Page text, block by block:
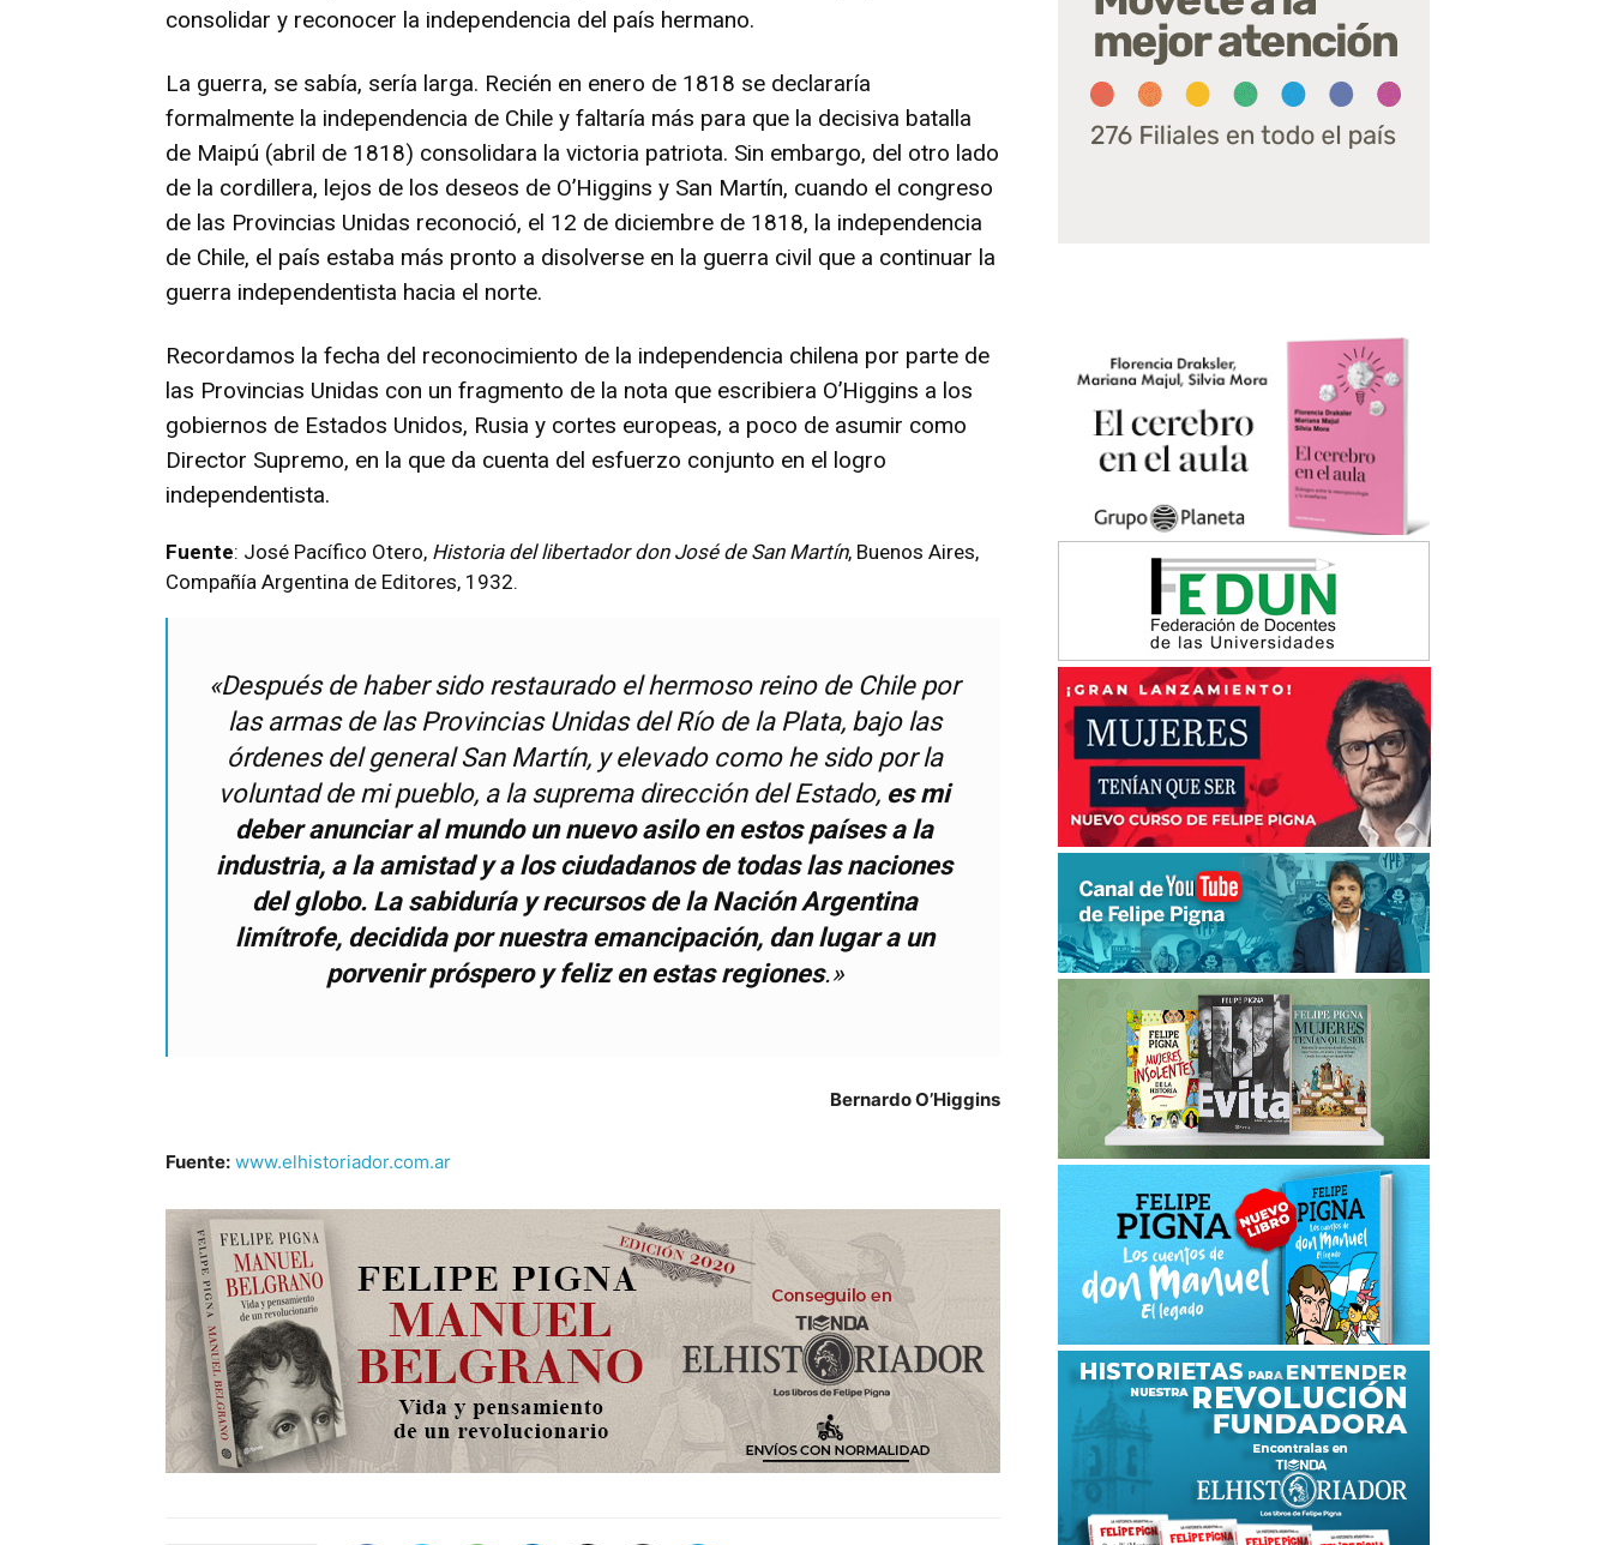
consolidar y reconocer la independencia del país hermano.
La guerra, se sabía, sería larga. Recién en enero de 1818 se declararía
formalmente la independencia de Chile y faltaría más para que la decisiva batalla
de Maipú (abril de 1818) consolidara la victoria patriota. Sin embargo, del otro lado
de la cordillera, lejos de los deseos de O’Higgins y San Martín, cuando el congreso
de las Provincias Unidas reconoció, el 12 de diciembre de 1818, la independencia
de Chile, el país estaba más pronto a disolverse en la guerra civil que a continuar la
guerra independentista hacia el norte.
Recordamos la fecha del reconocimiento de la independencia chilena por parte de
las Provincias Unidas con un fragmento de la nota que escribiera O’Higgins a los
gobiernos de Estados Unidos, Rusia y cortes europeas, a poco de asumir como
Director Supremo, en la que da cuenta del esfuerzo conjunto en el logro
independentista.
Fuente: José Pacífico Otero, Historia del libertador don José de San Martín, Buenos Aires,
Compañía Argentina de Editores, 1932.
«Después de haber sido restaurado el hermoso reino de Chile por
las armas de las Provincias Unidas del Río de la Plata, bajo las
órdenes del general San Martín, y elevado como he sido por la
voluntad de mi pueblo, a la suprema dirección del Estado, es mi
deber anunciar al mundo un nuevo asilo en estos países a la
industria, a la amistad y a los ciudadanos de todas las naciones
del globo. La sabiduría y recursos de la Nación Argentina
limítrofe, decidida por nuestra emancipación, dan lugar a un
porvenir próspero y feliz en estas regiones.»
Bernardo O’Higgins
Fuente: www.elhistoriador.com.ar